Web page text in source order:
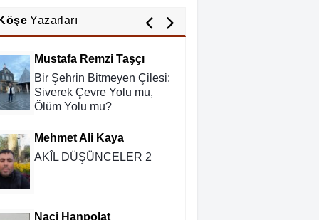
Köşe Yazarları
Yoksa Hayata Tasavvuf mu
?
Mustafa Remzi Taşçı
Bir Şehrin Bitmeyen Çilesi:
Siverek Çevre Yolu mu,
Ölüm Yolu mu?
Mehmet Ali Kaya
AKÎL DÜŞÜNCELER 2
Naci Hanpolat